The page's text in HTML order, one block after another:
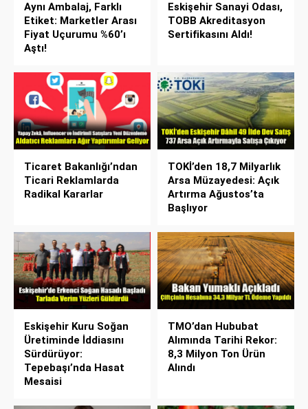
Aynı Ambalaj, Farklı
Etiket: Marketler Arası
Fiyat Uçurumu %60’ı
Aştı!
Eskişehir Sanayi Odası,
TOBB Akreditasyon
Sertifikasını Aldı!
Ticaret Bakanlığı’ndan
Ticari Reklamlarda
Radikal Kararlar
TOKİ’den 18,7 Milyarlık
Arsa Müzayedesi: Açık
Artırma Ağustos’ta
Başlıyor
Eskişehir Kuru Soğan
Üretiminde İddiasını
Sürdürüyor:
Tepebaşı’nda Hasat
Mesaisi
TMO’dan Hububat
Alımında Tarihi Rekor:
8,3 Milyon Ton Ürün
Alındı